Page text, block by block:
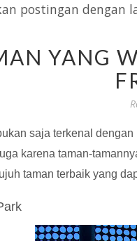
postingan dengan
YANG
saja terkenal
karena taman-
taman terbaik yang